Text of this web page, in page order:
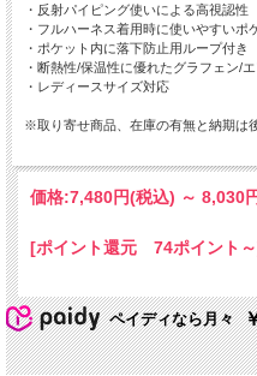
・反射パイピング使いによる高視認性
・フルハーネス着用時に使いやすいポ
・ポケット内に落下防止用ループ付き
・断熱性/保温性に優れたグラフェン/
・レディースサイズ対応
※取り寄せ商品、在庫の有無と納期は
価格:7,480円(税込) ～ 8,030
[ポイント還元 74ポイント
ペイディなら月々